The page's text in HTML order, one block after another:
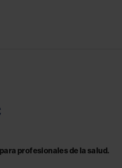
profesionales de la salud.